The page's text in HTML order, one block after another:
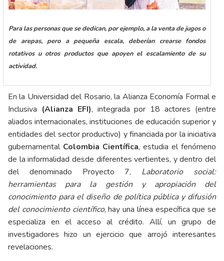
Para las personas que se dedican, por ejemplo, a la venta de jugos o
de arepas, pero a pequeña escala, deberían crearse fondos
rotativos u otros productos que apoyen el escalamiento de su
actividad.
En la Universidad del Rosario, la Alianza Economía Formal e
Inclusiva (Alianza EFI), integrada por 18 actores (entre
aliados internacionales, instituciones de educación superior y
entidades del sector productivo) y financiada por la iniciativa
gubernamental Colombia Científica, estudia el fenómeno
de la informalidad desde diferentes vertientes, y dentro del
del denominado Proyecto 7, Laboratorio social:
herramientas para la gestión y apropiación del
conocimiento para el diseño de política pública y difusión
del conocimiento científico, hay una línea específica que se
especializa en el acceso al crédito. Allí, un grupo de
investigadores hizo un ejercicio que arrojó interesantes
revelaciones.